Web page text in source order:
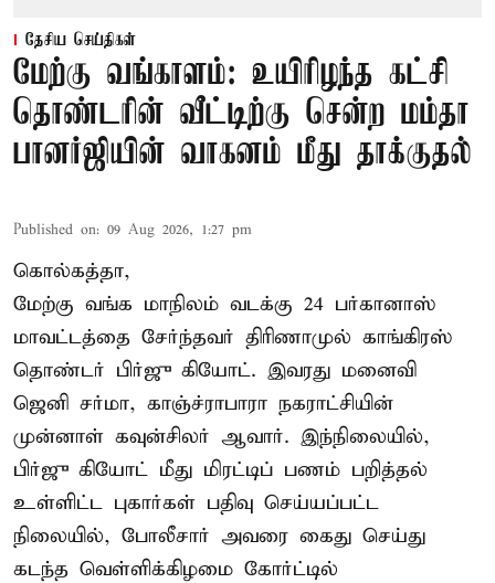
தேசிய செய்திகள்
மேற்கு வங்காளம்: உயிரிழந்த கட்சி
தொண்டரின் வீட்டிற்கு சென்ற மம்தா
பானர்ஜியின் வாகனம் மீது தாக்குதல்
Published on: 09 Aug 2026, 1:27 pm
கொல்கத்தா,
மேற்கு வங்க மாநிலம் வடக்கு 24 பர்கானாஸ்
மாவட்டத்தை சேர்ந்தவர் திரிணாமுல் காங்கிரஸ்
தொண்டர் பிர்ஜு கியோட். இவரது மனைவி
ஜெனி சர்மா, காஞ்ச்ராபாரா நகராட்சியின்
முன்னாள் கவுன்சிலர் ஆவார். இந்நிலையில்,
பிர்ஜு கியோட் மீது மிரட்டிப் பணம் பறித்தல்
உள்ளிட்ட புகார்கள் பதிவு செய்யப்பட்ட
நிலையில், போலீசார் அவரை கைது செய்து
கடந்த வெள்ளிக்கிழமை கோர்ட்டில்